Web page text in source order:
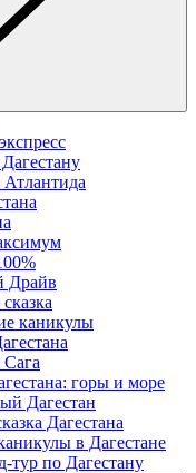
Атлантида
Драйв
каникулы
Сага
горы и море
Дагестан
Дагестана
в Дагестане
тур по Дагестану